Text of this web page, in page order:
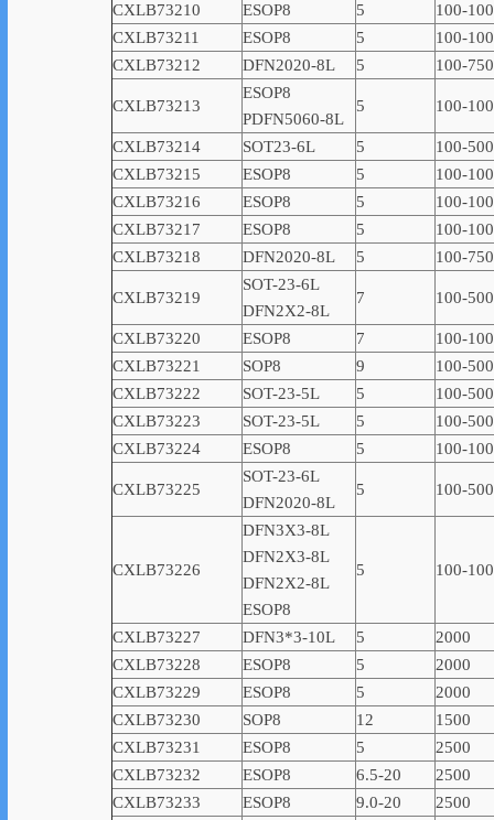
CXLB73210
ESOP8 5
100-
CXLB73211
ESOP8 5
100-
CXLB73212
DFN2020-8L 5 100-750
CXLB73213
ESOP8
PDFN5060-8L
5 100-
CXLB73214 SOT23-6L 5
100-500
CXLB73215
ESOP8 5
100-
CXLB73216
ESOP8 5
100-
CXLB73217
ESOP8 5
100-
CXLB73218
DFN2020-8L 5 100-750
CXLB73219
SOT-23-6L
DFN2X2-8L
7 100-500
CXLB73220 ESOP8 7
100-
CXLB73221
SOP8 9
100-500
CXLB73222
SOT-23-5L 5
100-500
CXLB73223
SOT-23-5L 5
100-500
CXLB73224
ESOP8 5 100-
CXLB73225
SOT-23-6L
DFN2020-8L
5 100-500
CXLB73226
DFN3X3-8L
DFN2X3-8L
DFN2X2-8L
ESOP8
5 100-
CXLB73227 DFN3*3-10L 5
2000
CXLB73228
ESOP8 5
2000
CXLB73229
ESOP8 5
2000
CXLB73230
SOP8 12
1500
CXLB73231
ESOP8 5
2500
CXLB73232
ESOP8 6.5-20
2500
CXLB73233
ESOP8 9.0-20
2500